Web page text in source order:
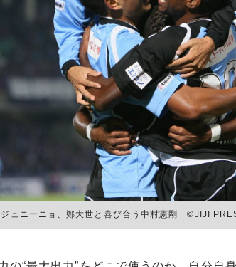
ュニーニョ、鄭大世と喜び合う中村憲剛 ©JIJI